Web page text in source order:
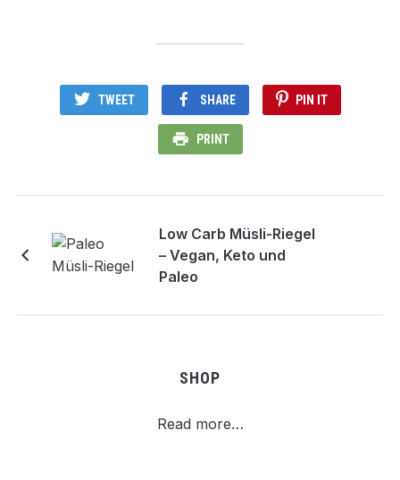
TWEET SHARE PIN IT
PRINT
Low Carb Müsli-Riegel
– Vegan, Keto und
Paleo
SHOP
Read more…